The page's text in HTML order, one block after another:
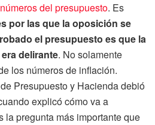
del presupuesto. Es
por las que la oposición se
el presupuesto es que la
delirante. No solamente
los números de inflación.
Presupuesto y Hacienda debió
explicó cómo va a
la pregunta más importante que